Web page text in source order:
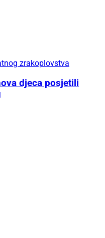
zrakoplovstva
djeca posjetili